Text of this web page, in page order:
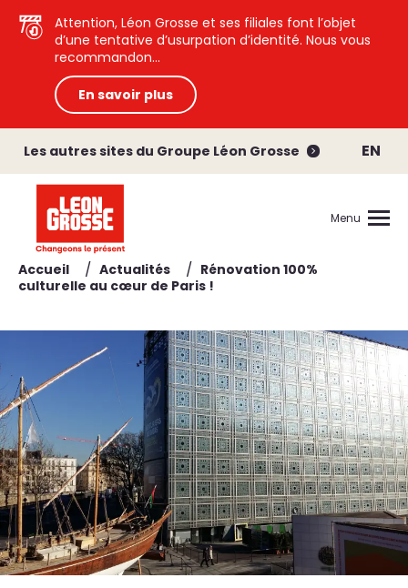
Attention, Léon Grosse et ses filiales font l’objet
d’une tentative d’usurpation d’identité. Nous vous
recommandon...
En savoir plus
Les autres sites du Groupe Léon Grosse EN
Menu
Accueil / Actualités / Rénovation 100%
culturelle au cœur de Paris !